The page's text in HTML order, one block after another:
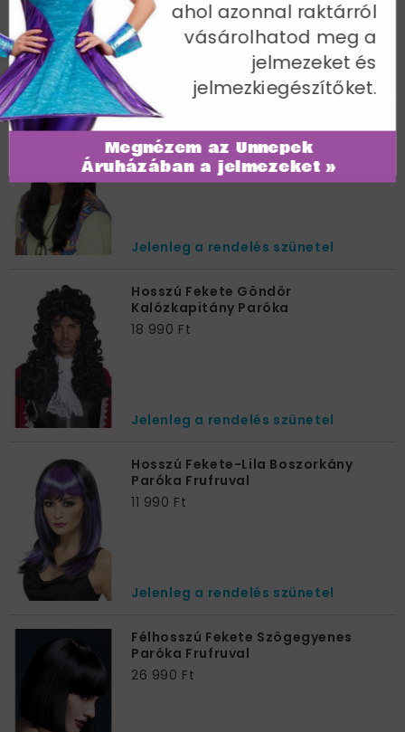
Jelenleg a rendelés szünetel
Hosszú Fekete Hippi Paróka
14 990 Ft
Jelenleg a rendelés szünetel
Hosszú Fekete Göndör
Kalózkapitány Paróka
18 990 Ft
Jelenleg a rendelés szünetel
Hosszú Fekete-Lila Boszorkány
Paróka Frufruval
11 990 Ft
Jelenleg a rendelés szünetel
Félhosszú Fekete Szögegyenes
Paróka Frufruval
26 990 Ft
Megnézem az Ünnepek
Áruházában a jelmezeket »
ahol azonnal raktárról
vásárolhatod meg a
jelmezeket és
jelmezkiegészítőket.